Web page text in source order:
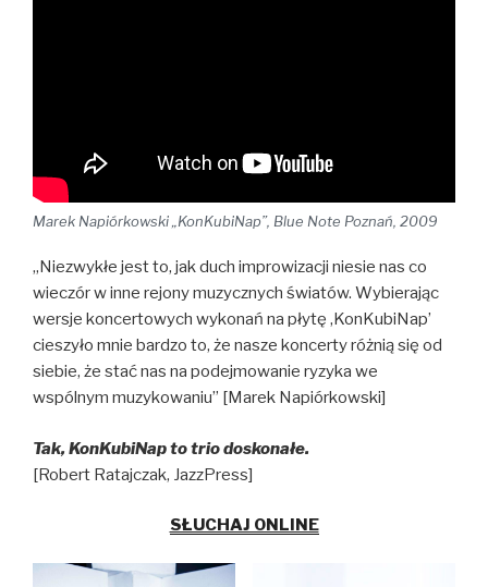
Marek Napiórkowski „KonKubiNap”, Blue Note Poznań, 2009
„Niezwykłe jest to, jak duch improwizacji niesie nas co
wieczór w inne rejony muzycznych światów. Wybierając
wersje koncertowych wykonań na płytę ‚KonKubiNap’
cieszyło mnie bardzo to, że nasze koncerty różnią się od
siebie, że stać nas na podejmowanie ryzyka we
wspólnym muzykowaniu” [Marek Napiórkowski]
Tak, KonKubiNap to trio doskonałe.
[Robert Ratajczak, JazzPress]
SŁUCHAJ ONLINE